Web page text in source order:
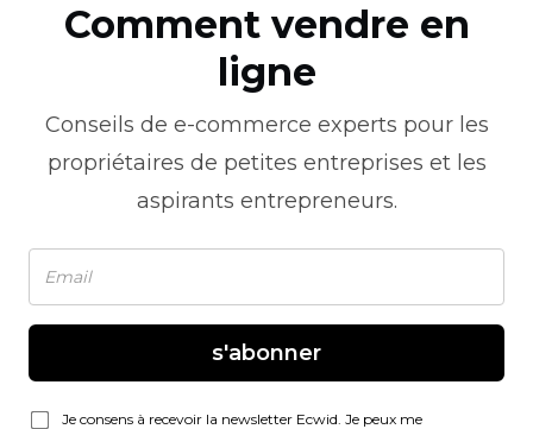
Comment vendre en
ligne
Conseils de e-commerce experts pour les
propriétaires de petites entreprises et les
aspirants entrepreneurs.
s'abonner
Je consens à recevoir la newsletter Ecwid. Je peux me